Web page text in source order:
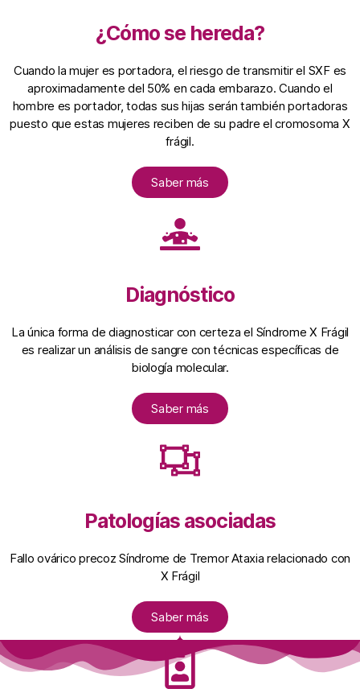
¿Cómo se hereda?
Cuando la mujer es portadora, el riesgo de transmitir el SXF es
aproximadamente del 50% en cada embarazo. Cuando el
hombre es portador, todas sus hijas serán también portadoras
puesto que estas mujeres reciben de su padre el cromosoma X
frágil.
Saber más
Diagnóstico
La única forma de diagnosticar con certeza el Síndrome X Frágil
es realizar un análisis de sangre con técnicas específicas de
biología molecular.
Saber más
Patologías asociadas
Fallo ovárico precoz Síndrome de Tremor Ataxia relacionado con
X Frágil
Saber más